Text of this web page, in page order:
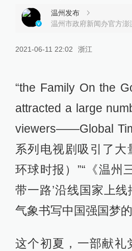
温州发布
温州市政府新闻办官方澎
2021-06-11 22:02 浙江
“the Family On the
attracted a large
viewers——Global
系列电视剧吸引了
环球时报）”“《温州
带一路’沿线国家上
气象书写中国强国梦
这个初夏，一部献礼